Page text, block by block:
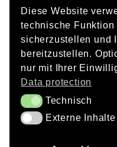
Client
City of Regensburg
Architects
Reinhart & Partner
Firmhofer and Günther
Civil engineers
GRASSL Engineers
Diese Website
technische Funktion
sicherzustellen und
bereitzustellen.
nur mit Ihrer
Data protection
TechnischTechnisch
Externe Inhalte
Externe Inhalte